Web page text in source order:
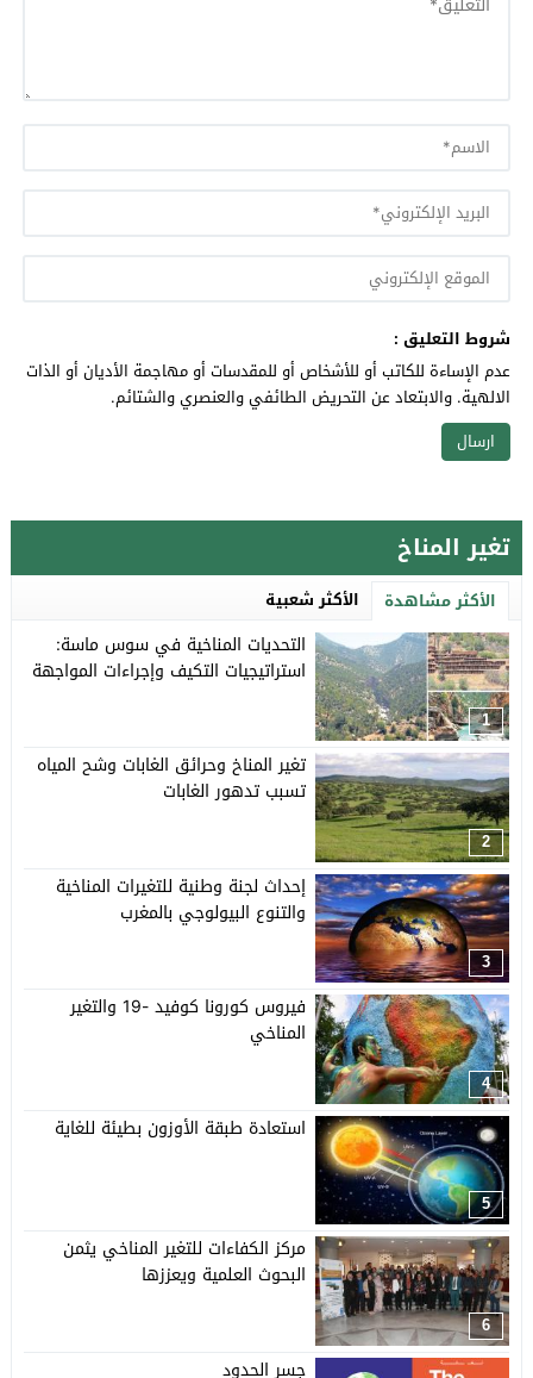
شروط التعليق :
عدم الإساءة للكاتب أو للأشخاص أو للمقدسات أو مهاجمة الأديان أو الذات
الالهية. والابتعاد عن التحريض الطائفي والعنصري والشتائم.
تغير المناخ
الأكثر مشاهدة الأكثر شعبية
1
التحديات المناخية في سوس ماسة:
استراتيجيات التكيف وإجراءات المواجهة
2
تغير المناخ وحرائق الغابات وشح المياه
تسبب تدهور الغابات
3
إحداث لجنة وطنية للتغيرات المناخية
والتنوع البيولوجي بالمغرب
4
فيروس كورونا كوفيد -19 والتغير
المناخي
5
استعادة طبقة الأوزون بطيئة للغاية
6
مركز الكفاءات للتغير المناخي يثمن
البحوث العلمية ويعززها
جسر الحدود